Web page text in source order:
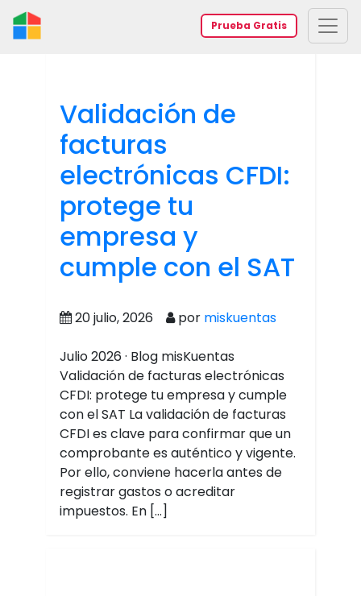
Prueba Gratis
Validación de
facturas
electrónicas CFDI:
protege tu
empresa y
cumple con el SAT
20 julio, 2026 por miskuentas
Julio 2026 · Blog misKuentas
Validación de facturas electrónicas
CFDI: protege tu empresa y cumple
con el SAT La validación de facturas
CFDI es clave para confirmar que un
comprobante es auténtico y vigente.
Por ello, conviene hacerla antes de
registrar gastos o acreditar
impuestos. En […]